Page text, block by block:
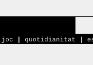
joc quotidianitat